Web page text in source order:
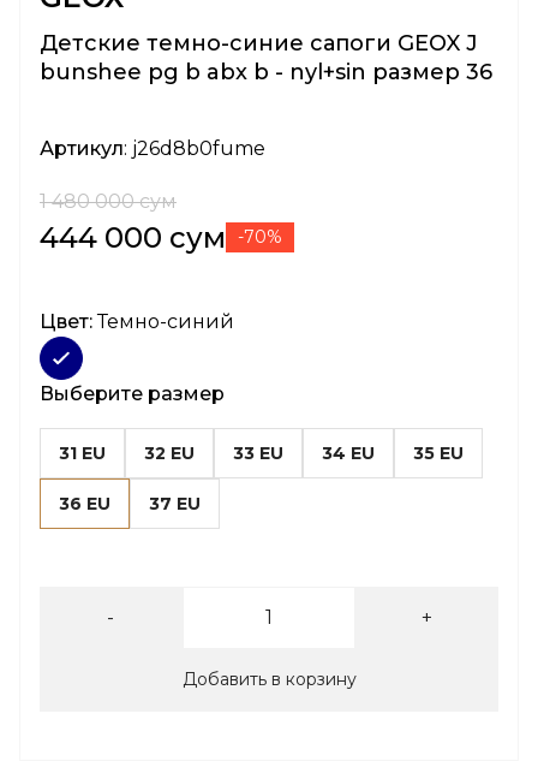
Детские темно-синие сапоги GEOX J
bunshee pg b abx b - nyl+sin размер 36
Артикул: j26d8b0fume
1 480 000 сум
444 000 сум -70%
Цвет:Темно-синий
Выберите размер
31 EU 32 EU 33 EU 34 EU 35 EU
36 EU 37 EU
- +
Добавить в корзину